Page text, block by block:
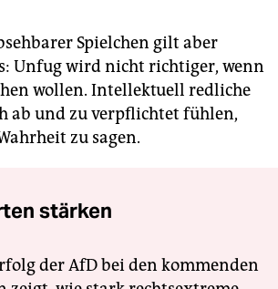
Spielchen gilt aber
Unfug wird nicht richtiger, wenn
wollen. Intellektuell redliche
ab und zu verpflichtet fühlen,
zu sagen.
stärken
der AfD bei den kommenden